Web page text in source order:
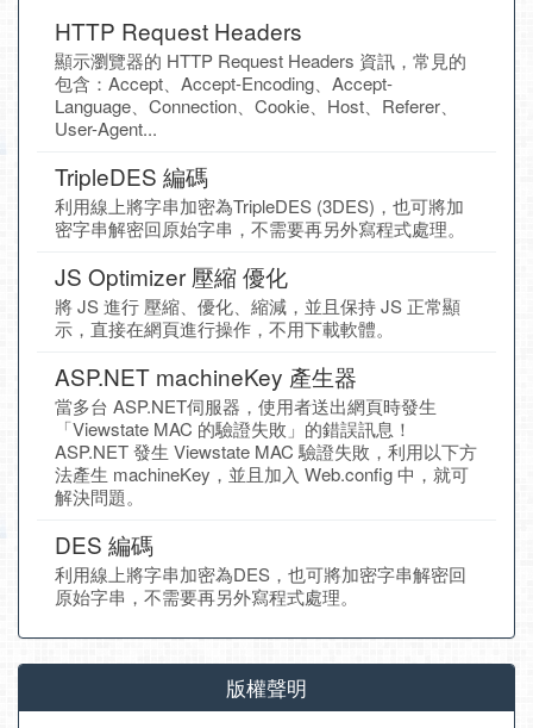
HTTP Request Headers
顯示瀏覽器的 HTTP Request Headers 資訊，常見的
包含：Accept、Accept-Encoding、Accept-
Language、Connection、Cookie、Host、Referer、
User-Agent...
TripleDES 編碼
利用線上將字串加密為TripleDES (3DES)，也可將加
密字串解密回原始字串，不需要再另外寫程式處理。
JS Optimizer 壓縮 優化
將 JS 進行 壓縮、優化、縮減，並且保持 JS 正常顯
示，直接在網頁進行操作，不用下載軟體。
ASP.NET machineKey 產生器
當多台 ASP.NET伺服器，使用者送出網頁時發生
「Viewstate MAC 的驗證失敗」的錯誤訊息！
ASP.NET 發生 Viewstate MAC 驗證失敗，利用以下方
法產生 machineKey，並且加入 Web.config 中，就可
解決問題。
DES 編碼
利用線上將字串加密為DES，也可將加密字串解密回
原始字串，不需要再另外寫程式處理。
版權聲明